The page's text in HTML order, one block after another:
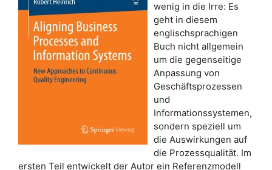
wenig in die Irre: Es
geht in diesem
englischsprachigen
Buch nicht allgemein
um die gegenseitige
Anpassung von
Geschäftsprozessen
und
Informationssystemen,
sondern speziell um
die Auswirkungen auf
die Prozessqualität. Im
ersten Teil entwickelt der Autor ein Referenzmodell